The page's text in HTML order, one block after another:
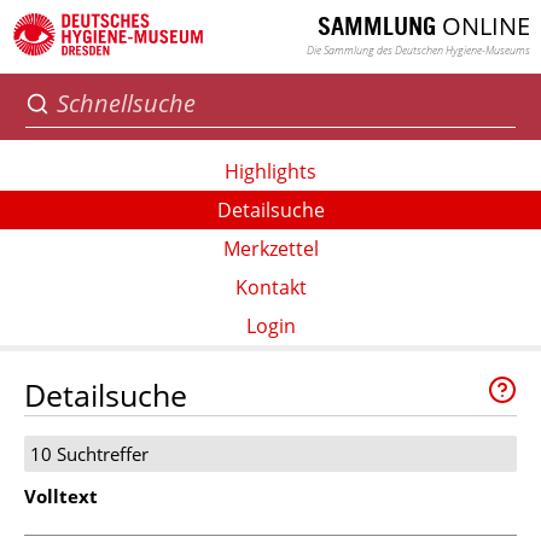
SAMMLUNG ONLINE
Die Sammlung des Deutschen Hygiene-Museums
Highlights
Detailsuche
Merkzettel
Kontakt
Login
Detailsuche
10 Suchtreffer
Volltext